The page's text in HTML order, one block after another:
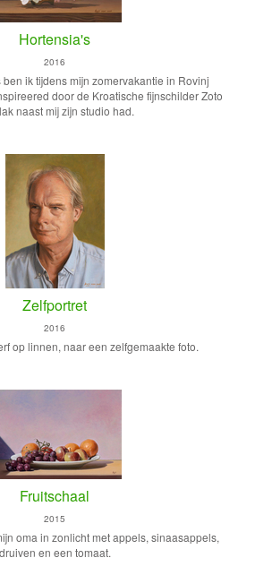
Hortensia's
2016
ik tijdens mijn zomervakantie in Rovinj
door de Kroatische fijnschilder Zoto
naast mij zijn studio had.
Zelfportret
2016
op linnen, naar een zelfgemaakte foto.
Fruitschaal
2015
oma in zonlicht met appels, sinaasappels,
druiven en een tomaat.